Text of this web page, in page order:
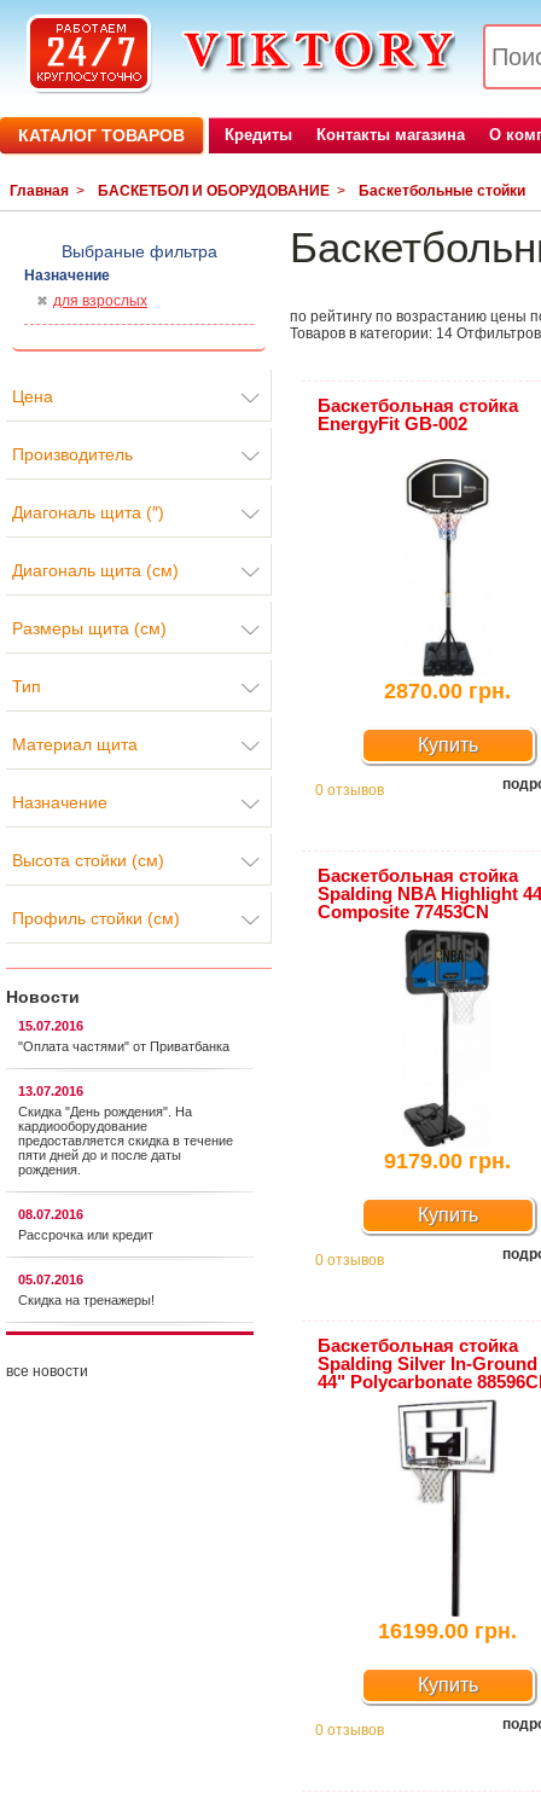
КАТАЛОГ ТОВАРОВ Кредиты Контакты магазина О
Главная > БАСКЕТБОЛ И ОБОРУДОВАНИЕ > Баскетбольные стойки
Выбраные фильтра
Назначение
для взрослых
Цена
Производитель
Диагональ щита (″)
Диагональ щита (см)
Размеры щита (см)
Тип
Материал щита
Назначение
Высота стойки (см)
Профиль стойки (см)
Новости
15.07.2016
"Оплата частями" от Приватбанка
13.07.2016
Скидка "День рождения". На
кардиооборудование
предоставляется cкидка в течение
пяти дней до и после даты
рождения.
08.07.2016
Рассрочка или кредит
05.07.2016
Скидка на тренажеры!
все новости
по рейтингу по возрастанию цены
Товаров в категории: 14
Баскетбольная стойка
EnergyFit GB-002
2870.00 грн.
Купить
0 отзывов
Баскетбольная стойка
Spalding NBA Highlight
Composite 77453CN
9179.00 грн.
Купить
0 отзывов
Баскетбольная стойка
Spalding Silver In-Ground
44" Polycarbonate
16199.00 грн.
Купить
0 отзывов